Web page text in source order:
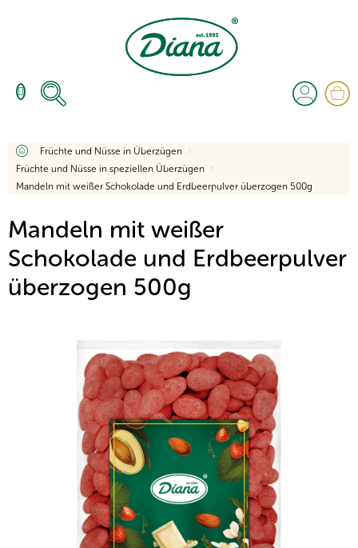
Startseite
Früchte und Nüsse in Überzügen
Früchte und Nüsse in speziellen Überzügen
Mandeln mit weißer Schokolade und Erdbeerpulver überzogen 500g
Mandeln mit weißer
Schokolade und Erdbeerpulver
überzogen 500g